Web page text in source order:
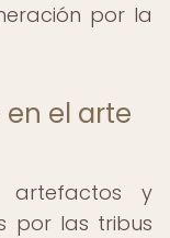
por la
en el arte
y
por las tribus